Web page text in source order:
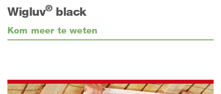
Wigluv®black
Kom meer te weten